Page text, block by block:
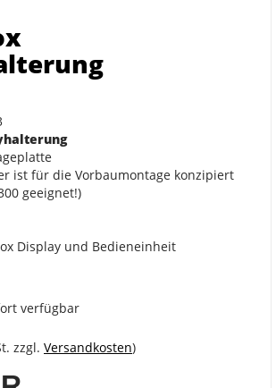
ist für die Vorbaumontage konzipiert
geeignet!)
Display und Bedieneinheit
verfügbar
zzgl. Versandkosten)